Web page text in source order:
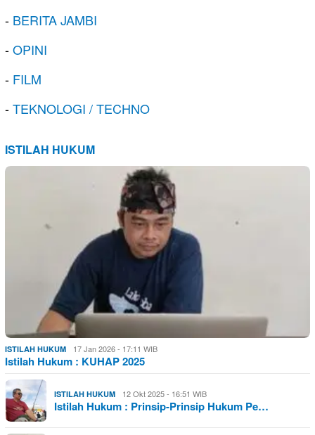
- BERITA JAMBI
-OPINI
- FILM
-TEKNOLOGI / TECHNO
ISTILAH HUKUM
ISTILAH HUKUM 17 Jan 2026 - 17:11 WIB
Istilah Hukum : KUHAP 2025
ISTILAH HUKUM 12 Okt 2025 - 16:51 WIB
Istilah Hukum : Prinsip-Prinsip Hukum Pe…